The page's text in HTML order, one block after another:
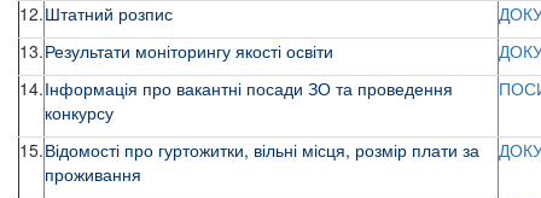
12.Штатний розпис
13.Результати моніторингу якості освіти
14.Інформація про вакантні посади ЗО та проведення
конкурсу
15.Відомості про гуртожитки, вільні місця, розмір плати за
проживання